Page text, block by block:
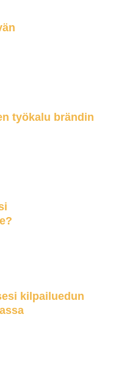
työkalu brändin
kilpailuedun